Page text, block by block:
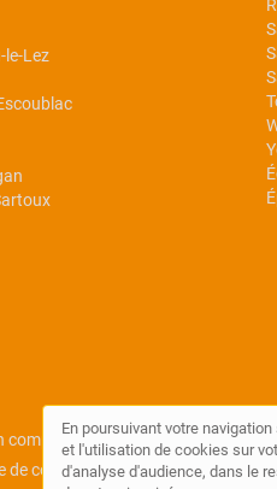
le-Lez
compte|Contact
de confidentialité
En poursuivant votre
et l'utilisation de cookies sur
d'analyse d'audience, dans le